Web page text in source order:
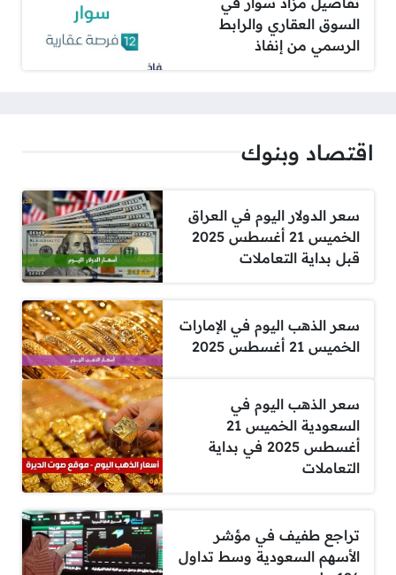
السوق العقاري والرابط
الرسمي من إنفاذ
اقتصاد وبنوك
سعر الدولار اليوم في العراق
الخميس 21 أغسطس 2025
قبل بداية التعاملات
سعر الذهب اليوم في الإمارات
الخميس 21 أغسطس 2025
سعر الذهب اليوم في
السعودية الخميس 21
أغسطس 2025 في بداية
التعاملات
تراجع طفيف في مؤشر
الأسهم السعودية وسط تداول